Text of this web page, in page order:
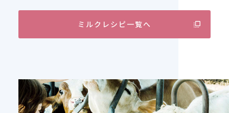
ミルクレシピ一覧へ